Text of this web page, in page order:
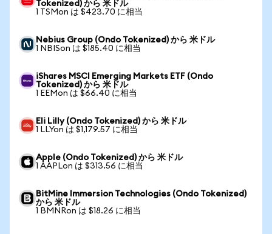
Tokenized) から 米ドル
1 TSMon は $423.70 に相当
Nebius Group (Ondo Tokenized) から 米ドル
1 NBISon は $185.40 に相当
iShares MSCI Emerging Markets ETF (Ondo
Tokenized) から 米ドル
1 EEMon は $66.40 に相当
Eli Lilly (Ondo Tokenized) から 米ドル
1 LLYon は $1,179.57 に相当
Apple (Ondo Tokenized) から 米ドル
1 AAPLon は $313.56 に相当
BitMine Immersion Technologies (Ondo Tokenized)
から 米ドル
1 BMNRon は $18.26 に相当